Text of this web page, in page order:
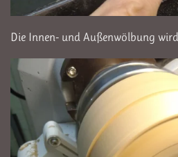
Die Innen- und Außenwölbung